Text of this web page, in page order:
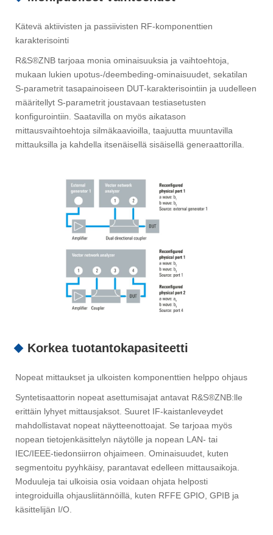
Kätevä aktiivisten ja passiivisten RF-komponenttien
karakterisointi
R&S®ZNB tarjoaa monia ominaisuuksia ja vaihtoehtoja,
mukaan lukien upotus-/deembeding-ominaisuudet, sekatilan
S-parametrit tasapainoiseen DUT-karakterisointiin ja uudelleen
määritellyt S-parametrit joustavaan testiasetusten
konfigurointiin. Saatavilla on myös aikatason
mittausvaihtoehtoja silmäkaavioilla, taajuutta muuntavilla
mittauksilla ja kahdella itsenäisellä sisäisellä generaattorilla.
Korkea tuotantokapasiteetti
Nopeat mittaukset ja ulkoisten komponenttien helppo ohjaus
Syntetisaattorin nopeat asettumisajat antavat R&S®ZNB:lle
erittäin lyhyet mittausjaksot. Suuret IF-kaistanleveydet
mahdollistavat nopeat näytteenottoajat. Se tarjoaa myös
nopean tietojenkäsittelyn näytölle ja nopean LAN- tai
IEC/IEEE-tiedonsiirron ohjaimeen. Ominaisuudet, kuten
segmentoitu pyyhkäisy, parantavat edelleen mittausaikoja.
Moduuleja tai ulkoisia osia voidaan ohjata helposti
integroiduilla ohjausliitännöillä, kuten RFFE GPIO, GPIB ja
käsittelijän I/O.